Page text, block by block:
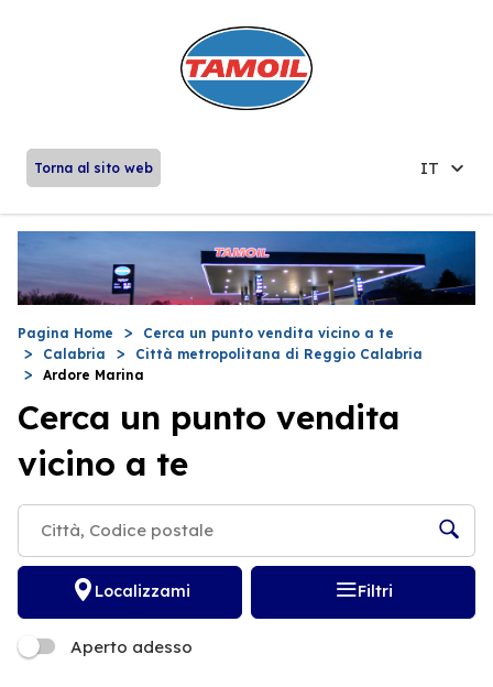
Torna al sito web IT
Pagina Home
Cerca un punto vendita vicino a te
Calabria
Città metropolitana di Reggio Calabria
Ardore Marina
Cerca un punto vendita
vicino a te
Localizzami Filtri
Aperto adesso